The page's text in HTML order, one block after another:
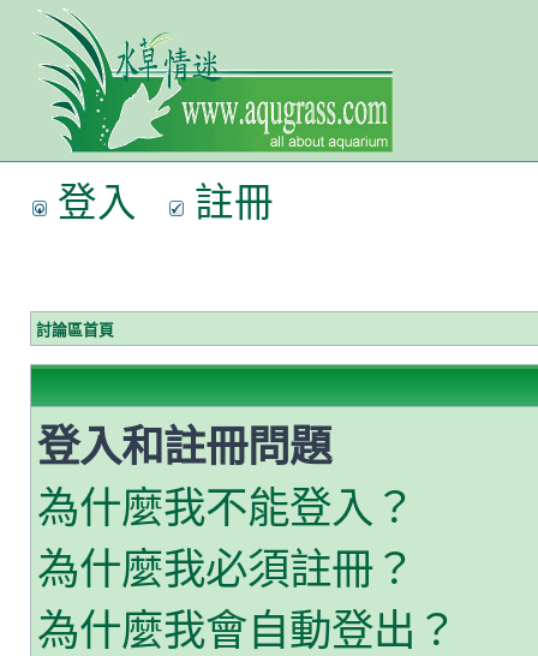
登入 註冊
討論區首頁
登入和註冊問題
為什麼我不能登入？
為什麼我必須註冊？
為什麼我會自動登出？